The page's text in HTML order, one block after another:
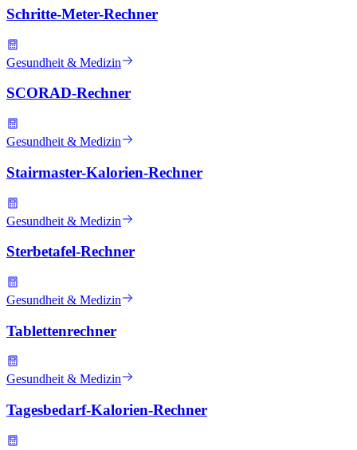
Schritte-Meter-Rechner
Gesundheit & Medizin
SCORAD-Rechner
Gesundheit & Medizin
Stairmaster-Kalorien-Rechner
Gesundheit & Medizin
Sterbetafel-Rechner
Gesundheit & Medizin
Tablettenrechner
Gesundheit & Medizin
Tagesbedarf-Kalorien-Rechner